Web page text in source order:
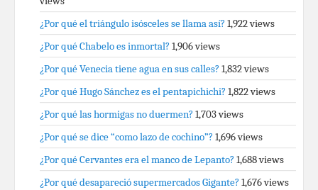
¿Por qué el triángulo isósceles se llama así? 1,922 views
¿Por qué Chabelo es inmortal? 1,906 views
¿Por qué Venecia tiene agua en sus calles? 1,832 views
¿Por qué Hugo Sánchez es el pentapichichi? 1,822 views
¿Por qué las hormigas no duermen? 1,703 views
¿Por qué se dice “como lazo de cochino”? 1,696 views
¿Por qué Cervantes era el manco de Lepanto? 1,688 views
¿Por qué desapareció supermercados Gigante? 1,676 views